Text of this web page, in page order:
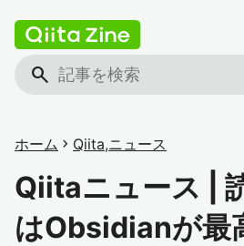
search
ホーム chevron_right Qiita,ニュース
Qiitaニュース |
はObsidianが最